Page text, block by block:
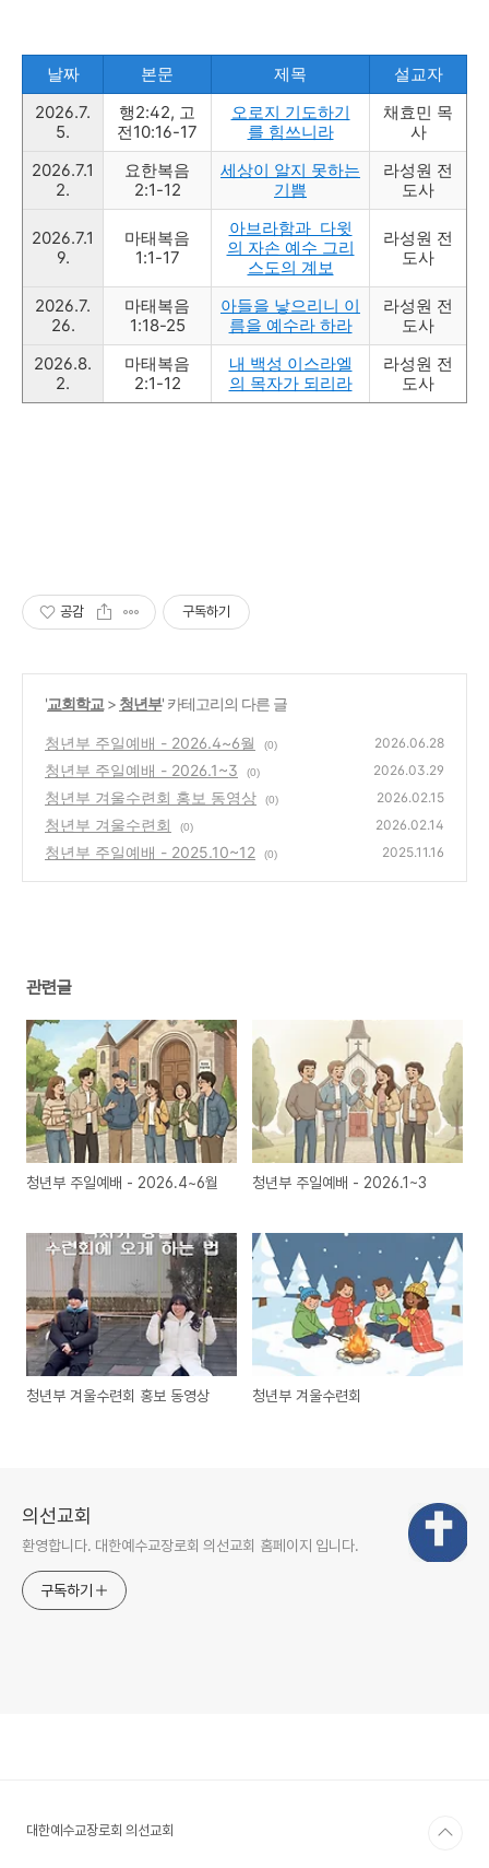
날짜 본문 제목
설교자
2026.7.
5.
행2:42, 고
전10:16-17
오로지 기도하기
를 힘쓰니라
채효민 목
사
2026.7.1
2.
요한복음
2:1-12
세상이 알지 못하는
기쁨
라성원 전
도사
2026.7.1
9.
마태복음
1:1-17
아브라함과 다윗
의 자손 예수 그리
스도의 계보
라성원 전
도사
2026.7.
26.
마태복음
1:18-25
아들을 낳으리니 이
름을 예수라 하라
라성원 전
도사
2026.8.
2.
마태복음
2:1-12
내 백성 이스라엘
의 목자가 되리라
라성원 전
도사
공감 구독하기
'교회학교 > 청년부' 카테고리의 다른 글
청년부 주일예배 - 2026.4~6월 (0) 2026.06.28
청년부 주일예배 - 2026.1~3 (0) 2026.03.29
청년부 겨울수련회 홍보 동영상 (0) 2026.02.15
청년부 겨울수련회 (0) 2026.02.14
청년부 주일예배 - 2025.10~12 (0) 2025.11.16
관련글
청년부 주일예배 - 2026.4~6월 청년부 주일예배 - 2026.1~3
청년부 겨울수련회 홍보 동영상 청년부 겨울수련회
의선교회
환영합니다. 대한예수교장로회 의선교회 홈페이지 입니다.
구독하기
대한예수교장로회 의선교회